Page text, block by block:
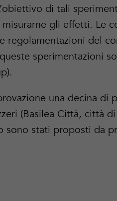
di tali
gli effetti. Le
regolamentazioni del
sperimentazioni
una decina di
(Basilea Città, città di
sono stati proposti da